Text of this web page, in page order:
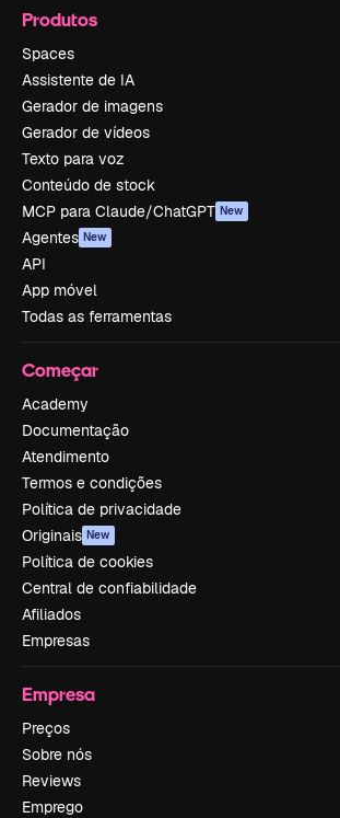
Produtos
Spaces
Assistente de IA
Gerador de imagens
Gerador de vídeos
Texto para voz
Conteúdo de stock
MCP para Claude/ChatGPT New
Agentes New
API
App móvel
Todas as ferramentas
Começar
Academy
Documentação
Atendimento
Termos e condições
Política de privacidade
Originais New
Política de cookies
Central de confiabilidade
Afiliados
Empresas
Empresa
Preços
Sobre nós
Reviews
Emprego